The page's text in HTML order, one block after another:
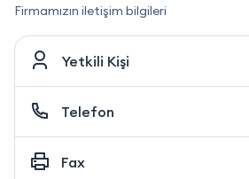
Firmamızın iletişim bilgileri
Yetkili Kişi
Telefon
Fax